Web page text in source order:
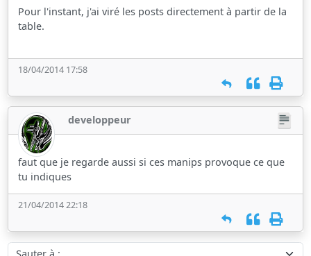
Pour l'instant, j'ai viré les posts directement à partir de la
table.
18/04/2014 17:58
developpeur
faut que je regarde aussi si ces manips provoque ce que
tu indiques
21/04/2014 22:18
Sauter à :